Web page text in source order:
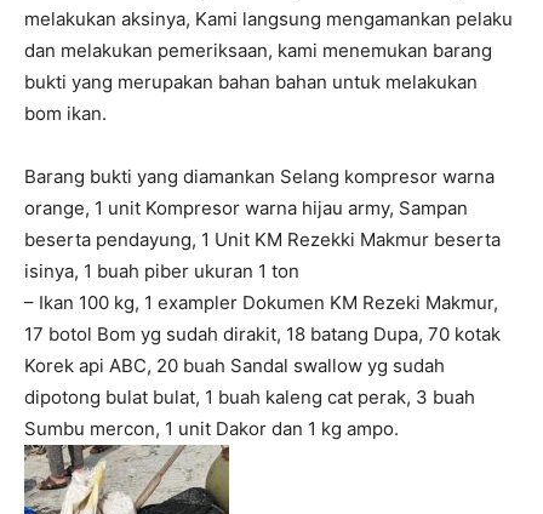
melakukan aksinya, Kami langsung mengamankan pelaku
dan melakukan pemeriksaan, kami menemukan barang
bukti yang merupakan bahan bahan untuk melakukan
bom ikan.
Barang bukti yang diamankan Selang kompresor warna
orange, 1 unit Kompresor warna hijau army, Sampan
beserta pendayung, 1 Unit KM Rezekki Makmur beserta
isinya, 1 buah piber ukuran 1 ton
– Ikan 100 kg, 1 exampler Dokumen KM Rezeki Makmur,
17 botol Bom yg sudah dirakit, 18 batang Dupa, 70 kotak
Korek api ABC, 20 buah Sandal swallow yg sudah
dipotong bulat bulat, 1 buah kaleng cat perak, 3 buah
Sumbu mercon, 1 unit Dakor dan 1 kg ampo.